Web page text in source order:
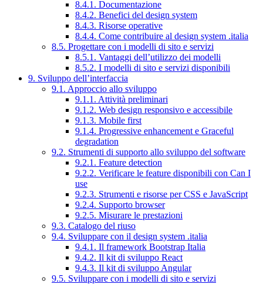
8.4.1. Documentazione
8.4.2. Benefici del design system
8.4.3. Risorse operative
8.4.4. Come contribuire al design system .italia
8.5. Progettare con i modelli di sito e servizi
8.5.1. Vantaggi dell’utilizzo dei modelli
8.5.2. I modelli di sito e servizi disponibili
9. Sviluppo dell’interfaccia
9.1. Approccio allo sviluppo
9.1.1. Attività preliminari
9.1.2. Web design responsivo e accessibile
9.1.3. Mobile first
9.1.4. Progressive enhancement e Graceful
degradation
9.2. Strumenti di supporto allo sviluppo del software
9.2.1. Feature detection
9.2.2. Verificare le feature disponibili con Can I
use
9.2.3. Strumenti e risorse per CSS e JavaScript
9.2.4. Supporto browser
9.2.5. Misurare le prestazioni
9.3. Catalogo del riuso
9.4. Sviluppare con il design system .italia
9.4.1. Il framework Bootstrap Italia
9.4.2. Il kit di sviluppo React
9.4.3. Il kit di sviluppo Angular
9.5. Sviluppare con i modelli di sito e servizi